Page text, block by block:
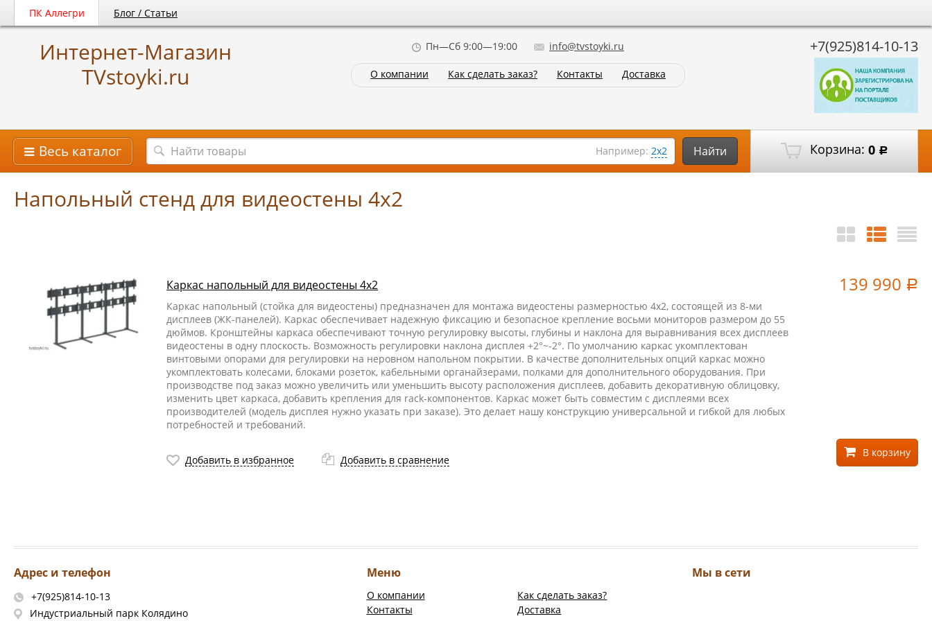
ПК Аллегри Блог / Статьи
Интернет-Магазин
TVstoyki.ru
+7(925)814-10-13
Пн—Сб 9:00—19:00 info@tvstoyki.ru
О компании Как сделать заказ? Контакты Доставка
Корзина: 0 Р
Весь каталог Например: 2х2 Найти
Напольный стенд для видеостены 4х2
Каркас напольный для видеостены 4x2
Каркас напольный (стойка для видеостены) предназначен для монтажа видеостены размерностью 4х2, состоящей из 8-ми
дисплеев (ЖК-панелей). Каркас обеспечивает надежную фиксацию и безопасное крепление восьми мониторов размером до 55
дюймов. Кронштейны каркаса обеспечивают точную регулировку высоты, глубины и наклона для выравнивания всех дисплеев
видеостены в одну плоскость. Возможность регулировки наклона дисплея +2°~-2°. По умолчанию каркас укомплектован
винтовыми опорами для регулировки на неровном напольном покрытии. В качестве дополнительных опций каркас можно
укомплектовать колесами, блоками розеток, кабельными органайзерами, полками для дополнительного оборудования. При
производстве под заказ можно увеличить или уменьшить высоту расположения дисплеев, добавить декоративную облицовку,
изменить цвет каркаса, добавить крепления для rack-компонентов. Каркас может быть совместим с дисплеями всех
производителей (модель дисплея нужно указать при заказе). Это делает нашу конструкцию универсальной и гибкой для любых
потребностей и требований.
Добавить в избранное Добавить в сравнение
139 990 Р
В корзину
Адрес и телефон
+7(925)814-10-13
Индустриальный парк Колядино
Мы в сети
Меню
О компании
Как сделать заказ?
Контакты
Доставка